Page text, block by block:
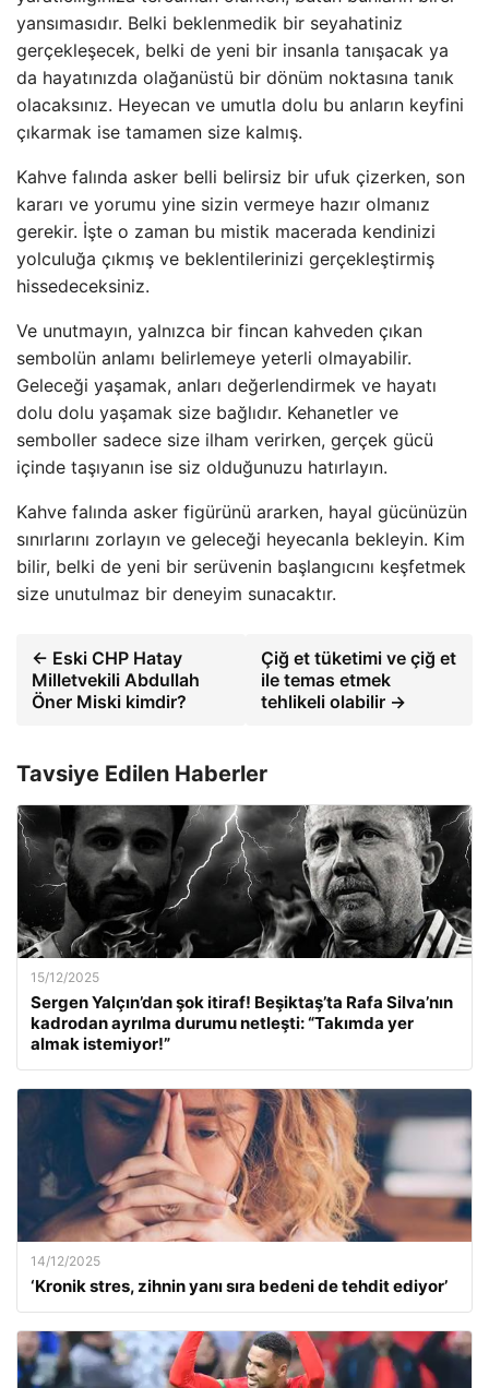
yansımasıdır. Belki beklenmedik bir seyahatiniz
gerçekleşecek, belki de yeni bir insanla tanışacak ya
da hayatınızda olağanüstü bir dönüm noktasına tanık
olacaksınız. Heyecan ve umutla dolu bu anların keyfini
çıkarmak ise tamamen size kalmış.
Kahve falında asker belli belirsiz bir ufuk çizerken, son
kararı ve yorumu yine sizin vermeye hazır olmanız
gerekir. İşte o zaman bu mistik macerada kendinizi
yolculuğa çıkmış ve beklentilerinizi gerçekleştirmiş
hissedeceksiniz.
Ve unutmayın, yalnızca bir fincan kahveden çıkan
sembolün anlamı belirlemeye yeterli olmayabilir.
Geleceği yaşamak, anları değerlendirmek ve hayatı
dolu dolu yaşamak size bağlıdır. Kehanetler ve
semboller sadece size ilham verirken, gerçek gücü
içinde taşıyanın ise siz olduğunuzu hatırlayın.
Kahve falında asker figürünü ararken, hayal gücünüzün
sınırlarını zorlayın ve geleceği heyecanla bekleyin. Kim
bilir, belki de yeni bir serüvenin başlangıcını keşfetmek
size unutulmaz bir deneyim sunacaktır.
← Eski CHP Hatay
Milletvekili Abdullah
Öner Miski kimdir?
Çiğ et tüketimi ve çiğ et
ile temas etmek
tehlikeli olabilir →
Tavsiye Edilen Haberler
15/12/2025
Sergen Yalçın’dan şok itiraf! Beşiktaş’ta Rafa Silva’nın
kadrodan ayrılma durumu netleşti: “Takımda yer
almak istemiyor!”
14/12/2025
‘Kronik stres, zihnin yanı sıra bedeni de tehdit ediyor’